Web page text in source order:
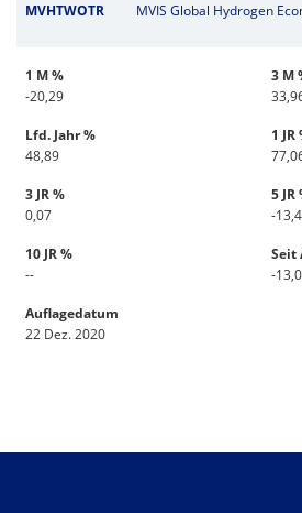
MVHTWOTR MVIS Global Hydrogen
1 M %
-20,29
3 M
Lfd. Jahr %
48,89
1 JR
3 JR %
0,07
5 JR
-
10 JR %
--
Seit
-
Auflagedatum
22 Dez. 2020